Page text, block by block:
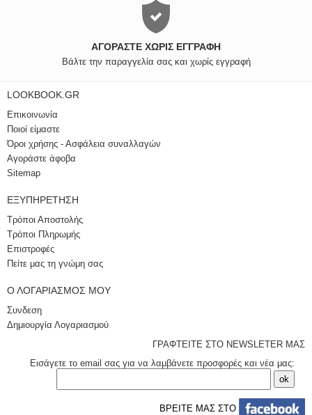
ΑΓΟΡΆΣΤΕ ΧΩΡΊΣ ΕΓΓΡΑΦΉ
Βάλτε την παραγγελία σας και χωρίς εγγραφή
LOOKBOOK.GR
Επικοινωνία
Ποιοί είμαστε
Όροι χρήσης - Ασφάλεια συναλλαγών
Αγοράστε άφοβα
Sitemap
ΕΞΥΠΗΡΈΤΗΣΗ
Τρόποι Αποστολής
Τρόποι Πληρωμής
Επιστροφές
Πείτε μας τη γνώμη σας
Ο ΛΟΓΑΡΙΑΣΜΌΣ ΜΟΥ
Συνδεση
Δημιουργία Λογαριασμού
ΓΡΑΦΤΕΙΤΕ ΣΤΟ NEWSLETER ΜΑΣ
Εισάγετε το email σας για να λαμβάνετε προσφορές και νέα μας:
ΒΡΕΙΤΕ ΜΑΣ ΣΤΟ